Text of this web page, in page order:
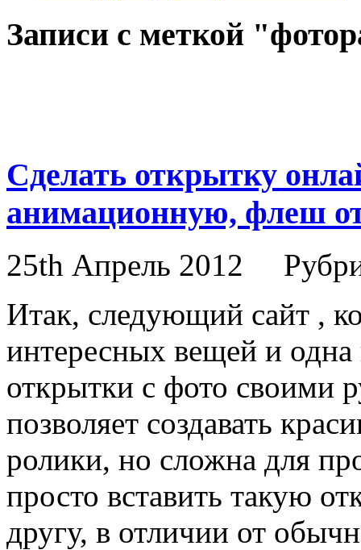
Записи с меткой
Сделать открытку
анимационную, флеш
25th Апрель 2012
Итак, следующий сайт ,
интересных вещей и
открытки с фото своими
позволяет создавать
ролики, но сложна для
просто вставить такую
другу, в отличии от